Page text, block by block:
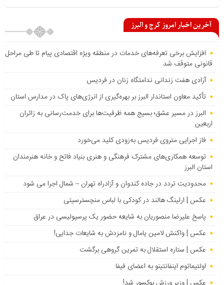
آخرین اخبار امروز کرج و البرز
افزایش برخی تعرفه‌های خدمات در منطقه ویژه اقتصادی پیام تا طی مراحل
قانونی متوقف شد
آزادی هفت زندانی ندامتگاه زنان در فردیس
تأکید معاون استاندار البرز بر بهره‌گیری از انرژی‌های پاک در مدارس استان
البرز در مسیر عشق؛ بسیج همه ظرفیت‌ها برای خدمت‌رسانی به زائران
اربعین
فاز اجرایی متروی فردیس به‌زودی کلید می‌خورد
توسعه همکاری‌های مشترک فرهنگی و هنری بنیاد فاتح و خانه هنرمندان
استان البرز
محدودیت تردد در جاده کندوان و آزادراه تهران – شمال اجرا می شود
عکس | ارلینگ هالند در کودکی با لباس منچسترسیتی
پاسخ علیرضا منصوریان به شایعه حضور یک پرسپولیسی در عراق
عکس | واکنش لامین یامال و نامزدش به شایعات جدایی!
عکس | ستاره استقلال به تمرین گروهی برگشت
اولتیماتوم اینفانتینو به اعضای فیفا